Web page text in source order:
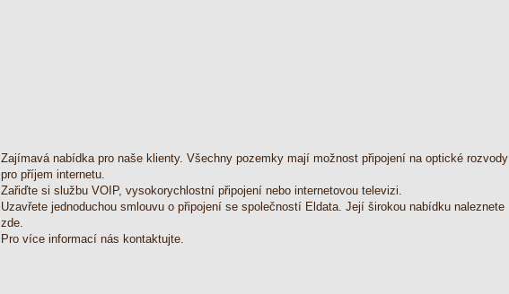
Zajímavá nabídka pro naše klienty. Všechny pozemky mají možnost připojení na optické rozvody
pro příjem internetu.
Zařiďte si službu VOIP, vysokorychlostní připojení nebo internetovou televizi.
Uzavřete jednoduchou smlouvu o připojení se společností Eldata. Její širokou nabídku naleznete
zde
Pro více informací nás kontaktujte.